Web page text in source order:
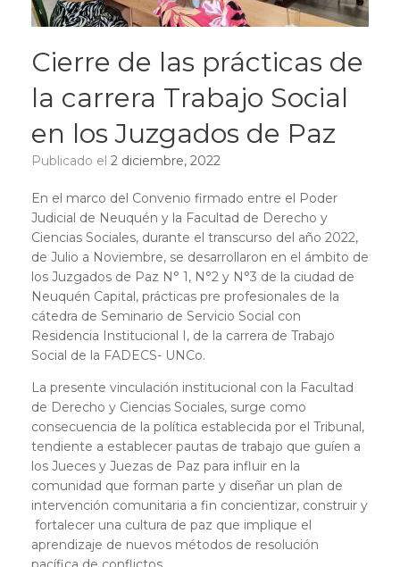
Cierre de las prácticas de
la carrera Trabajo Social
en los Juzgados de Paz
Publicado el 2 diciembre, 2022
En el marco del Convenio firmado entre el Poder
Judicial de Neuquén y la Facultad de Derecho y
Ciencias Sociales, durante el transcurso del año 2022,
de Julio a Noviembre, se desarrollaron en el ámbito de
los Juzgados de Paz N° 1, N°2 y N°3 de la ciudad de
Neuquén Capital, prácticas pre profesionales de la
cátedra de Seminario de Servicio Social con
Residencia Institucional I, de la carrera de Trabajo
Social de la FADECS- UNCo.
La presente vinculación institucional con la Facultad
de Derecho y Ciencias Sociales, surge como
consecuencia de la política establecida por el Tribunal,
tendiente a establecer pautas de trabajo que guíen a
los Jueces y Juezas de Paz para influir en la
comunidad que forman parte y diseñar un plan de
intervención comunitaria a fin concientizar, construir y
fortalecer una cultura de paz que implique el
aprendizaje de nuevos métodos de resolución